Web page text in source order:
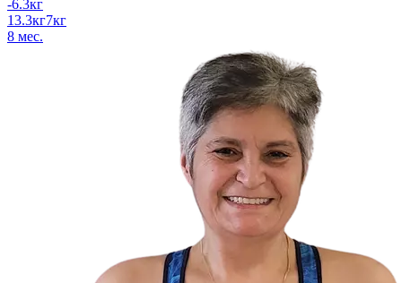
-6.3кг
13.3кг7кг
8 мес.